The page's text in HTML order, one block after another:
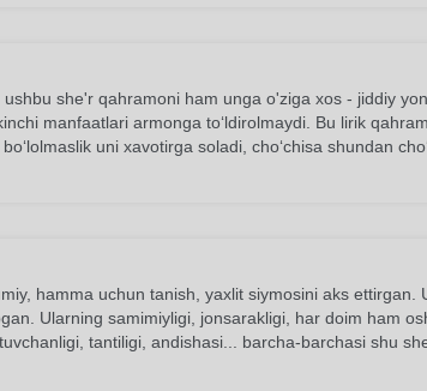
she'r qahramoni ham unga o'ziga xos - jiddiy
manfaatlari armonga to‘ldirolmaydi. Bu lirik
uni xavotirga soladi, cho‘chisa shundan
hamma uchun tanish, yaxlit siymosini aks ettirgan.
Ularning samimiyligi, jonsarakligi, har doim ham
tantiligi, andishasi... barcha-barchasi shu